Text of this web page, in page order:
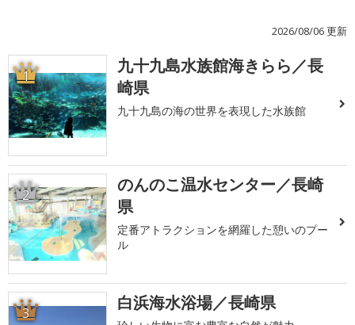
2026/08/06 更新
1
九十九島水族館海きらら／長
崎県
九十九島の海の世界を表現した水族館
2
のんのこ温水センター／長崎
県
定番アトラクションを網羅した憩いのプー
ル
3 白浜海水浴場／長崎県